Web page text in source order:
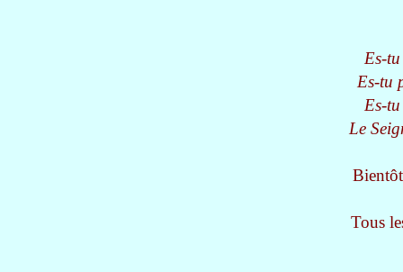
Es-
Es-tu
Es-
Le
Tous